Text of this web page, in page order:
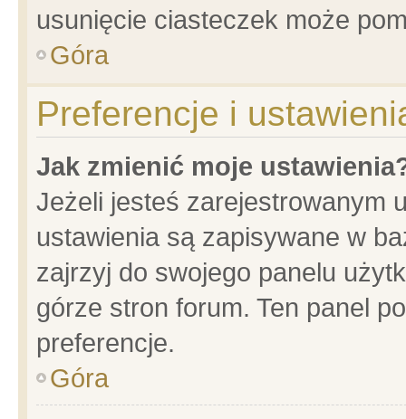
usunięcie ciasteczek może
Góra
Preferencje i
Jak zmienić moje
Jeżeli jesteś zarejestrowanym
ustawienia są zapisywane w
zajrzyj do swojego panelu
górze stron forum. Ten panel
preferencje.
Góra